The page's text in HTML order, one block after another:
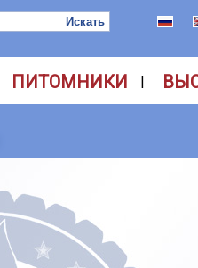
ПИТОМНИКИ |